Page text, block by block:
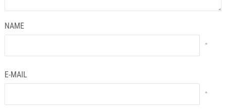
NAME
*
E-MAIL
*